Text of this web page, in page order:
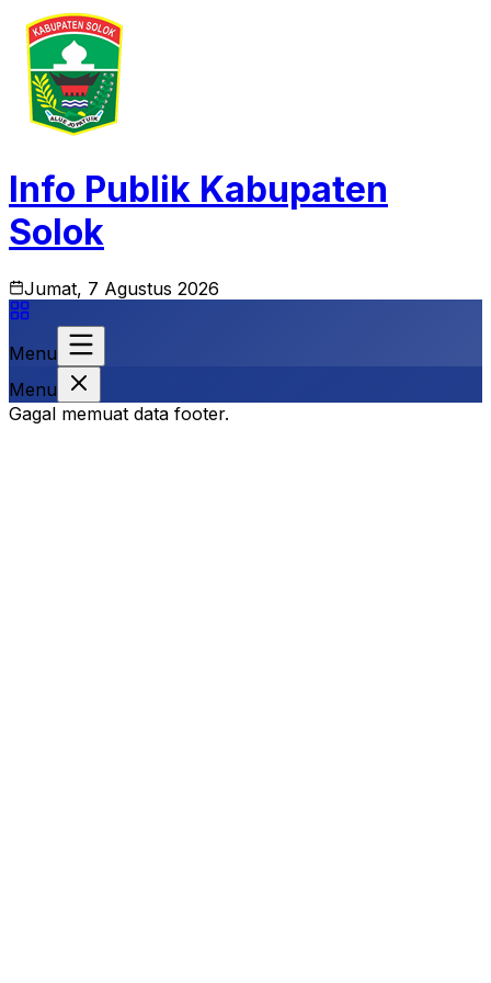
Info Publik Kabupaten
Solok
Jumat, 7 Agustus 2026
Menu
Menu
Gagal memuat data footer.